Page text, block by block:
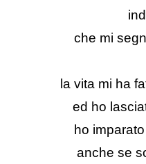
che mi
la vita mi ha
ed ho
ho
anche se